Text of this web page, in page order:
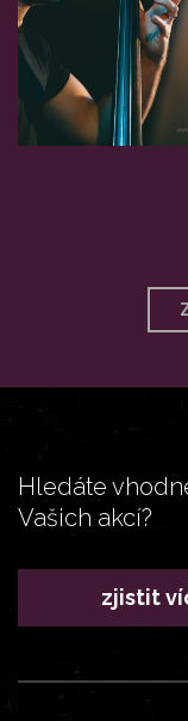
Hledáte
Vašich akcí?
zjistit